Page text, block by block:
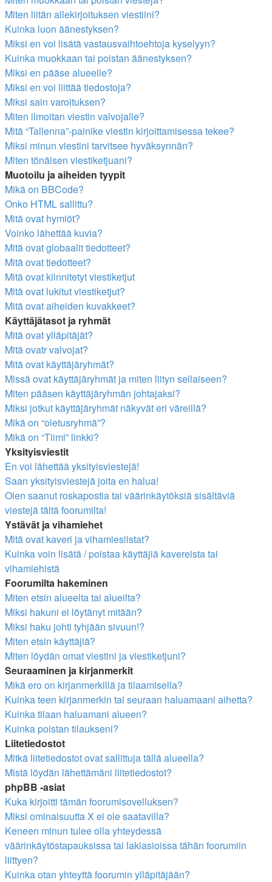
Miten liitän allekirjoituksen viestiini?
Kuinka luon äänestyksen?
Miksi en voi lisätä vastausvaihtoehtoja kyselyyn?
Kuinka muokkaan tai poistan äänestyksen?
Miksi en pääse alueelle?
Miksi en voi liittää tiedostoja?
Miksi sain varoituksen?
Miten ilmoitan viestin valvojalle?
Mitä “Tallenna”-painike viestin kirjoittamisessa tekee?
Miksi minun viestini tarvitsee hyväksynnän?
Miten tönäisen viestiketjuani?
Muotoilu ja aiheiden tyypit
Mikä on BBCode?
Onko HTML sallittu?
Mitä ovat hymiöt?
Voinko lähettää kuvia?
Mitä ovat globaalit tiedotteet?
Mitä ovat tiedotteet?
Mitä ovat kiinnitetyt viestiketjut
Mitä ovat lukitut viestiketjut?
Mitä ovat aiheiden kuvakkeet?
Käyttäjätasot ja ryhmät
Mitä ovat ylläpitäjät?
Mitä ovatr valvojat?
Mitä ovat käyttäjäryhmät?
Missä ovat käyttäjäryhmät ja miten liityn sellaiseen?
Miten pääsen käyttäjäryhmän johtajaksi?
Miksi jotkut käyttäjäryhmät näkyvät eri väreillä?
Mikä on “oletusryhmä”?
Mikä on “Tiimi” linkki?
Yksityisviestit
En voi lähettää yksityisviestejä!
Saan yksityisviestejä joita en halua!
Olen saanut roskapostia tai väärinkäytöksiä sisältäviä
viestejä tältä foorumilta!
Ystävät ja vihamiehet
Mitä ovat kaveri ja vihamieslistat?
Kuinka voin lisätä / poistaa käyttäjiä kavereista tai
vihamiehistä
Foorumilta hakeminen
Miten etsin alueelta tai alueilta?
Miksi hakuni ei löytänyt mitään?
Miksi haku johti tyhjään sivuun!?
Miten etsin käyttäjiä?
Miten löydän omat viestini ja viestiketjuni?
Seuraaminen ja kirjanmerkit
Mikä ero on kirjanmerkillä ja tilaamisella?
Kuinka teen kirjanmerkin tai seuraan haluamaani aihetta?
Kuinka tilaan haluamani alueen?
Kuinka poistan tilaukseni?
Liitetiedostot
Mitkä liitetiedostot ovat sallittuja tällä alueella?
Mistä löydän lähettämäni liitetiedostot?
phpBB -asiat
Kuka kirjoitti tämän foorumisovelluksen?
Miksi ominaisuutta X ei ole saatavilla?
Keneen minun tulee olla yhteydessä
väärinkäytöstapauksissa tai lakiasioissa tähän foorumiin
liittyen?
Kuinka otan yhteyttä foorumin ylläpitäjään?